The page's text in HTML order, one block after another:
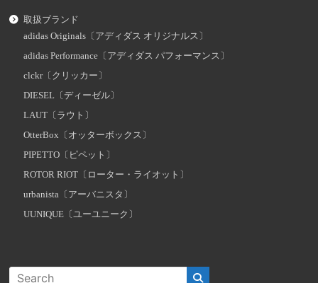
取扱ブランド
adidas Originals〔アディダス オリジナルス〕
adidas Performance〔アディダス パフォーマンス〕
clckr〔クリッカー〕
DIESEL〔ディーゼル〕
LAUT〔ラウト〕
OtterBox〔オッターボックス〕
PIPETTO〔ピペット〕
ROTOR RIOT〔ローター・ライオット〕
urbanista〔アーバニスタ〕
UUNIQUE〔ユーユニーク〕